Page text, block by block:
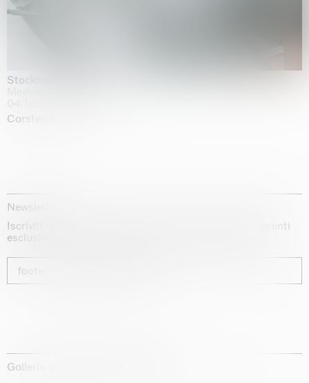
Stockholm Slides
Carsten Höller
Newsletter
Iscriviti alla nostra newsletter per ricevere aggiornamenti
esclusivi sui nostri artisti, sulle mostre e sulle fiere.
footer_newsletter_subscribe
Galleria d'arte fondata nel 1987